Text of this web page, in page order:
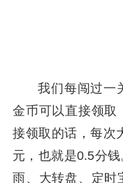
我们每闯过一
金币可以直接领取
接领取的话，每次
元，也就是0.5分
雨、大转盘、定时